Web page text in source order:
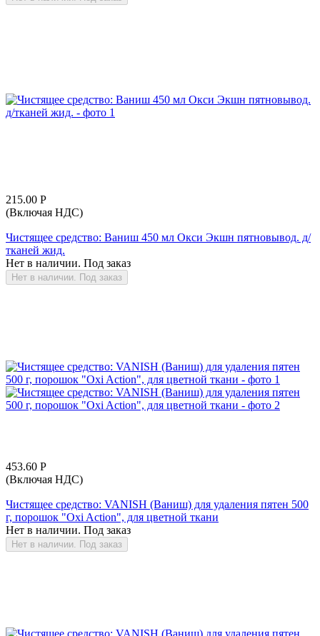
215.00 Р
(Включая НДС)
Чистящее средство: Ваниш 450 мл Окси Экшн пятновывод. д/
тканей жид.
Нет в наличии. Под заказ
Нет в наличии. Под заказ
453.60 Р
(Включая НДС)
Чистящее средство: VANISH (Ваниш) для удаления пятен 500
г, порошок "Oxi Action", для цветной ткани
Нет в наличии. Под заказ
Нет в наличии. Под заказ